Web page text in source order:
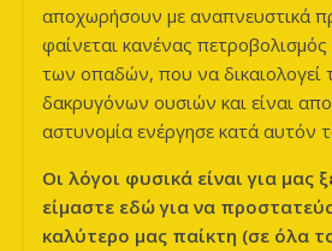
αποχωρήσουν με αναπνευστικά
φαίνεται κανένας
των οπαδών, που να δικαιολογεί
δακρυγόνων ουσιών και είναι
αστυνομία ενέργησε κατά αυτόν
Οι λόγοι φυσικά είναι για μας
είμαστε εδώ για να
καλύτερο μας παίκτη (σε όλα